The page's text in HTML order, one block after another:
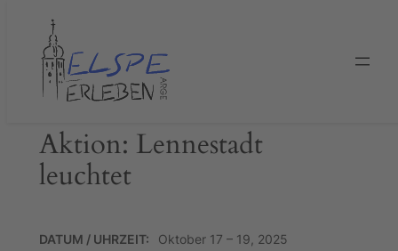
springen
Aktion: Lennestadt
leuchtet
DATUM / UHRZEIT: Oktober 17 – 19, 2025